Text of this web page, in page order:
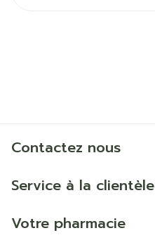
Contactez nous
Service à la clientèle
Votre pharmacie